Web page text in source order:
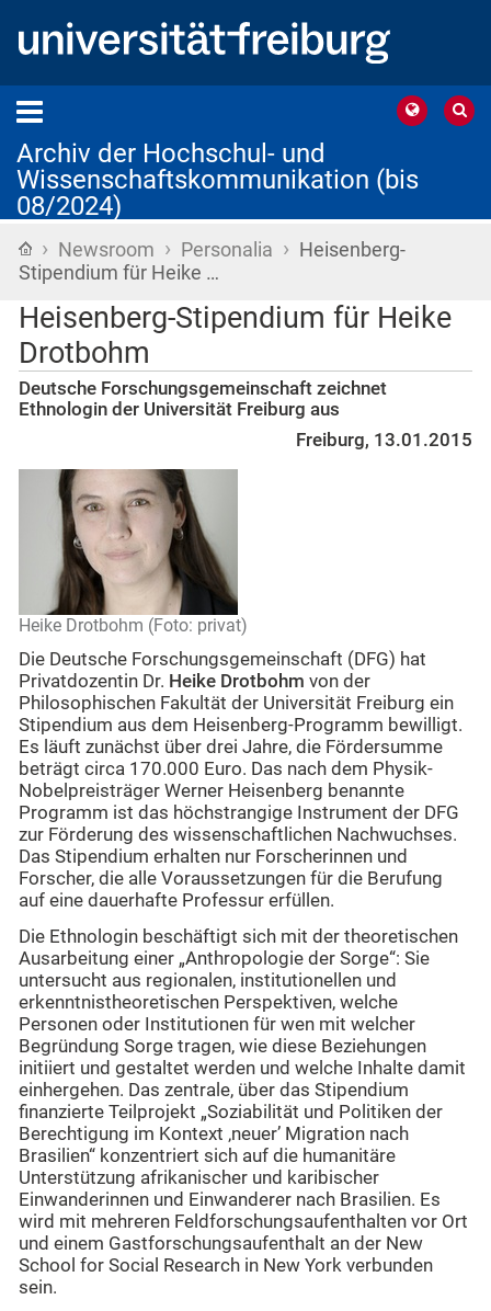
Archiv der Hochschul- und
Wissenschaftskommunikation (bis
08/2024)
Startseite
› Newsroom › Personalia › Heisenberg-
Stipendium für Heike …
Heisenberg-Stipendium für Heike
Drotbohm
Deutsche Forschungsgemeinschaft zeichnet
Ethnologin der Universität Freiburg aus
Freiburg, 13.01.2015
Heike Drotbohm (Foto: privat)
Die Deutsche Forschungsgemeinschaft (DFG) hat
Privatdozentin Dr. Heike Drotbohm von der
Philosophischen Fakultät der Universität Freiburg ein
Stipendium aus dem Heisenberg-Programm bewilligt.
Es läuft zunächst über drei Jahre, die Fördersumme
beträgt circa 170.000 Euro. Das nach dem Physik-
Nobelpreisträger Werner Heisenberg benannte
Programm ist das höchstrangige Instrument der DFG
zur Förderung des wissenschaftlichen Nachwuchses.
Das Stipendium erhalten nur Forscherinnen und
Forscher, die alle Voraussetzungen für die Berufung
auf eine dauerhafte Professur erfüllen.
Die Ethnologin beschäftigt sich mit der theoretischen
Ausarbeitung einer „Anthropologie der Sorge“: Sie
untersucht aus regionalen, institutionellen und
erkenntnistheoretischen Perspektiven, welche
Personen oder Institutionen für wen mit welcher
Begründung Sorge tragen, wie diese Beziehungen
initiiert und gestaltet werden und welche Inhalte damit
einhergehen. Das zentrale, über das Stipendium
finanzierte Teilprojekt „Soziabilität und Politiken der
Berechtigung im Kontext ‚neuer’ Migration nach
Brasilien“ konzentriert sich auf die humanitäre
Unterstützung afrikanischer und karibischer
Einwanderinnen und Einwanderer nach Brasilien. Es
wird mit mehreren Feldforschungsaufenthalten vor Ort
und einem Gastforschungsaufenthalt an der New
School for Social Research in New York verbunden
sein.